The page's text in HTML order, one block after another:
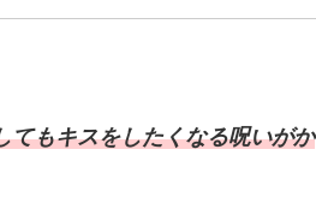
てもキスをしたくなる呪いがか